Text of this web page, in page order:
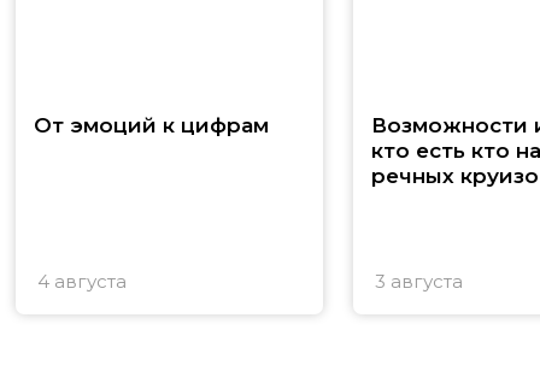
От эмоций к цифрам
4 августа
Возможности
кто есть кто
речных
3 августа